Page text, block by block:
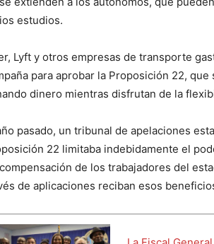
estudios.
Lyft y otros empresas de transporte
para aprobar la Proposición 22,
dinero mientras disfrutan de la
pasado, un tribunal de apelaciones
22 limitaba indebidamente el
de los trabajadores del
de aplicaciones reciban esos